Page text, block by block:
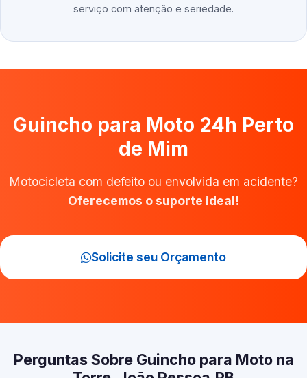
serviço com atenção e seriedade.
Guincho para Moto 24h Perto
de Mim
Motocicleta com defeito ou envolvida em acidente?
Oferecemos o suporte ideal!
Solicite seu Orçamento
Perguntas Sobre Guincho para Moto na